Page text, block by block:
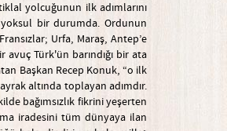
yolcuğunun ilk adımlarını
yoksul bir durumda. Ordunun
Urfa, Maraş, Antep’e
Türk'ün barındığı bir ata
Başkan Recep Konuk, “o ilk
altında toplayan adımdır.
bağımsızlık fikrini yeşerten
iradesini tüm dünyaya ilan